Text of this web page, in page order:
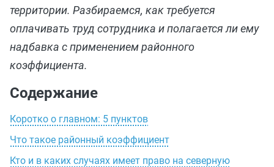
территории. Разбираемся, как требуется
оплачивать труд сотрудника и полагается ли ему
надбавка с применением районного
коэффициента.
Содержание
Коротко о главном: 5 пунктов
Что такое районный коэффициент
Кто и в каких случаях имеет право на северную